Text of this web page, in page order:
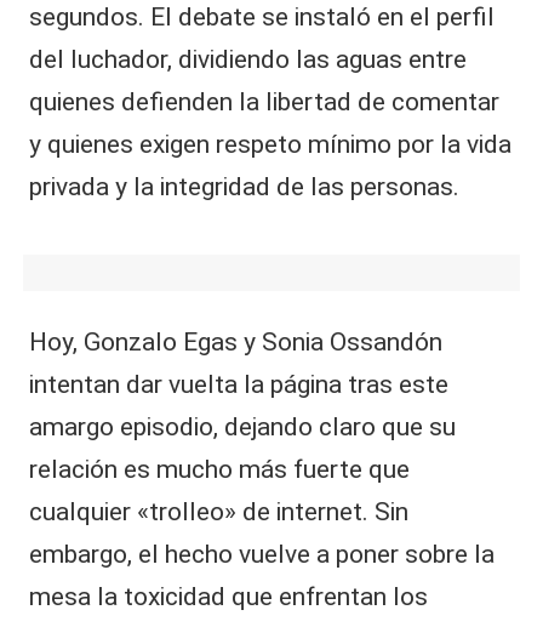
segundos. El debate se instaló en el perfil
del luchador, dividiendo las aguas entre
quienes defienden la libertad de comentar
y quienes exigen respeto mínimo por la vida
privada y la integridad de las personas.
Hoy, Gonzalo Egas y Sonia Ossandón
intentan dar vuelta la página tras este
amargo episodio, dejando claro que su
relación es mucho más fuerte que
cualquier «trolleo» de internet. Sin
embargo, el hecho vuelve a poner sobre la
mesa la toxicidad que enfrentan los